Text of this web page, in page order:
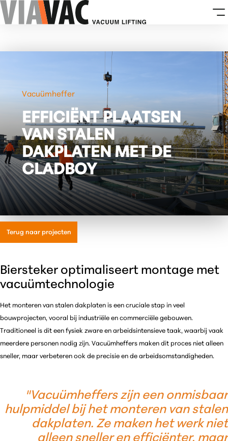
Vacuümheffer
EFFICIËNT PLAATSEN
VAN STALEN
DAKPLATEN MET DE
CLADBOY
Terug naar projecten
Biersteker optimaliseert montage met
vacuümtechnologie
Het monteren van stalen dakplaten is een cruciale stap in veel
bouwprojecten, vooral bij industriële en commerciële gebouwen.
Traditioneel is dit een fysiek zware en arbeidsintensieve taak, waarbij vaak
meerdere personen nodig zijn. Vacuümheffers maken dit proces niet alleen
sneller, maar verbeteren ook de precisie en de arbeidsomstandigheden.
"Vacuümheffers zijn een onmisbaar
hulpmiddel bij het monteren van stalen
dakplaten. Ze maken het werk niet
alleen sneller en efficiënter, maar